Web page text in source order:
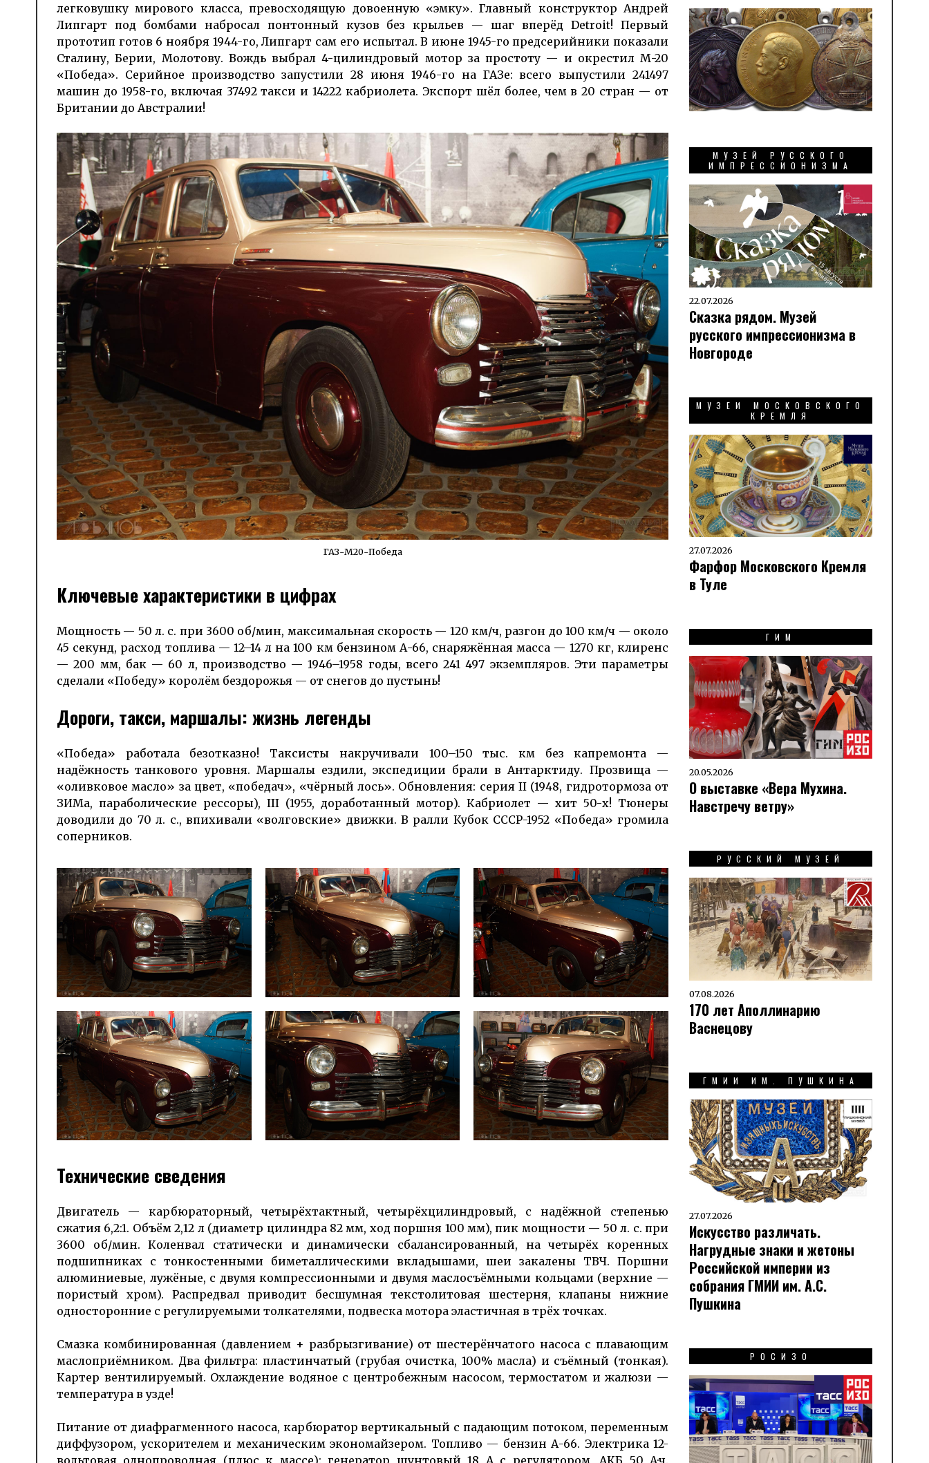
легковушку мирового класса, пре­вос­хо­дящую довоенную «эмку». Главный конструктор Андрей
Липгарт под бомбами набросал понтонный кузов без крыльев — шаг вперёд Detroit! Первый
прототип готов 6 ноября 1944-го, Липгарт сам его испытал. В июне 1945-го предсерийники показали
Сталину, Берии, Молотову. Вождь выбрал 4-цилиндровый мотор за простоту — и окрестил М-20
«Победа». Серийное произ­водство запустили 28 июня 1946-го на ГАЗе: всего выпустили 241497
машин до 1958-го, включая 37492 такси и 14222 кабриолета. Экспорт шёл более, чем в 20 стран — от
Британии до Австралии!
ГАЗ-М20-Победа
Ключевые характеристики в цифрах
Мощность — 50 л. с. при 3600 об/мин, максимальная скорость — 120 км/ч, разгон до 100 км/ч — около
45 секунд, расход топлива — 12–14 л на 100 км бензином А-66, снаря­жённая масса — 1270 кг, клиренс
— 200 мм, бак — 60 л, произ­водство — 1946–1958 годы, всего 241 497 эк­земпляров. Эти параметры
сделали «Победу» королём бездорожья — от снегов до пустынь!
Дороги, такси, маршалы: жизнь легенды
«Победа» работала безотказно! Таксисты накручивали 100–150 тыс. км без капремонта —
надёжность танкового уровня. Маршалы ездили, экспедиции брали в Антарктиду. Прозвища —
«оливковое масло» за цвет, «победач», «чёрный лось». Обновления: серия II (1948, гидротормоза от
ЗИМа, параболические рессоры), III (1955, доработанный мотор). Кабриолет — хит 50-х! Тюнеры
доводили до 70 л. с., впихивали «волговские» движки. В ралли Кубок СССР-1952 «Победа» громила
соперников.
Технические сведения
Двигатель — карбю­раторный, четырёхтактный, четырёх­цилинд­ровый, с надёжной степенью
сжатия 6,2:1. Объём 2,12 л (диаметр цилиндра 82 мм, ход поршня 100 мм), пик мощности — 50 л. с. при
3600 об/мин. Коленвал ста­тически и динамически сбалан­сированный, на четырёх коренных
подшипниках с тонко­стенными биметаллическими вкладышами, шеи закалены ТВЧ. Поршни
алюминиевые, лужёные, с двумя компрес­сионными и двумя маслосъёмными кольцами (верхние —
пористый хром). Распредвал приводит бесшумная тексто­литовая шестерня, клапаны нижние
односторонние с регули­руемыми толка­телями, подвеска мотора эластичная в трёх точках.
Смазка комби­нирован­ная (давлением + разбрызгивание) от шесте­рёнча­того насоса с плаваю­щим
масло­приём­ником. Два фильтра: пластинчатый (грубая очистка, 100% масла) и съёмный (тонкая).
Картер венти­лируемый. Охлаждение водяное с центробежным насосом, термостатом и жалюзи —
температура в узде!
Питание от диа­фраг­менного насоса, карбюратор верти­кальный с падающим потоком, переменным
диффузором, ускорителем и механическим экономайзером. Топливо — бензин А-66. Электрика 12-
МУЗЕЙ РУССКОГО
ИМПРЕССИОНИЗМА
22.07.2026
Сказка рядом. Музей
русского импрессионизма в
Новгороде
МУЗЕИ МОСКОВСКОГО
КРЕМЛЯ
27.07.2026
Фарфор Московского Кремля
в Туле
ГИМ
20.05.2026
О выставке «Вера Мухина.
Навстречу ветру»
РУССКИЙ МУЗЕЙ
07.08.2026
170 лет Аполлинарию
Васнецову
ГМИИ ИМ. ПУШКИНА
27.07.2026
Искусство различать.
Нагрудные знаки и жетоны
Российской империи из
собрания ГМИИ им. А.С.
Пушкина
РОСИЗО